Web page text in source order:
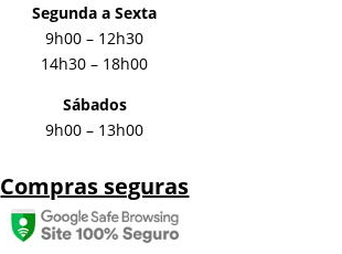
Segunda a Sexta
9h00 – 12h30
14h30 – 18h00
Sábados
9h00 – 13h00
Compras seguras